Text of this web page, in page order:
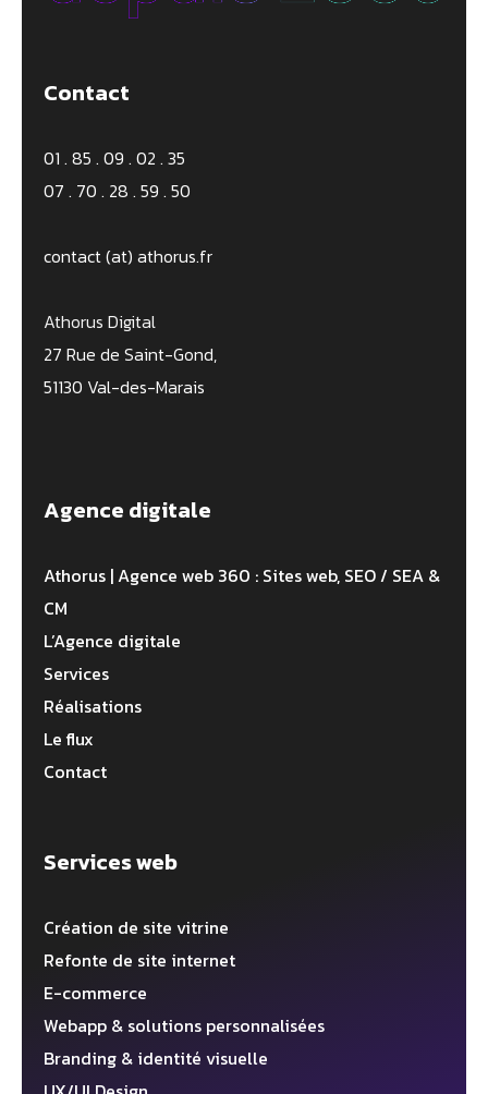
Contact
01 . 85 . 09 . 02 . 35
07 . 70 . 28 . 59 . 50
contact (at) athorus.fr
Athorus Digital
27 Rue de Saint-Gond,
51130 Val-des-Marais
Agence digitale
Athorus | Agence web 360 : Sites web, SEO / SEA &
CM
L’Agence digitale
Services
Réalisations
Le flux
Contact
Services web
Création de site vitrine
Refonte de site internet
E-commerce
Webapp & solutions personnalisées
Branding & identité visuelle